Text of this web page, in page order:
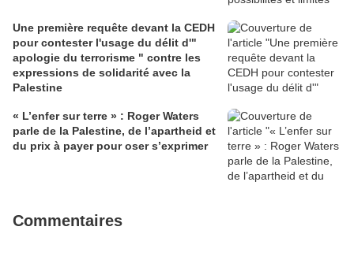
Une première requête devant la CEDH
pour contester l'usage du délit d'"
apologie du terrorisme " contre les
expressions de solidarité avec la
Palestine
« L’enfer sur terre » : Roger Waters
parle de la Palestine, de l’apartheid et
du prix à payer pour oser s’exprimer
Commentaires